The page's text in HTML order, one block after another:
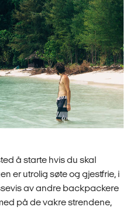
å starte hvis du skal
er utrolig søte og gjestfrie, i
av andre backpackere
på de vakre strendene,